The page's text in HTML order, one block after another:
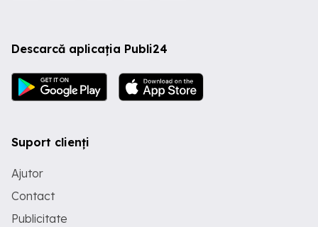
Descarcă aplicația Publi24
Suport clienți
Ajutor
Contact
Publicitate